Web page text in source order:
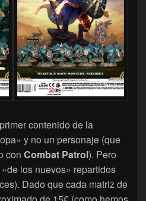
contenido de la
y no un personaje (que
con Combat Patrol). Pero
los nuevos» repartidos
Dado que cada matriz de